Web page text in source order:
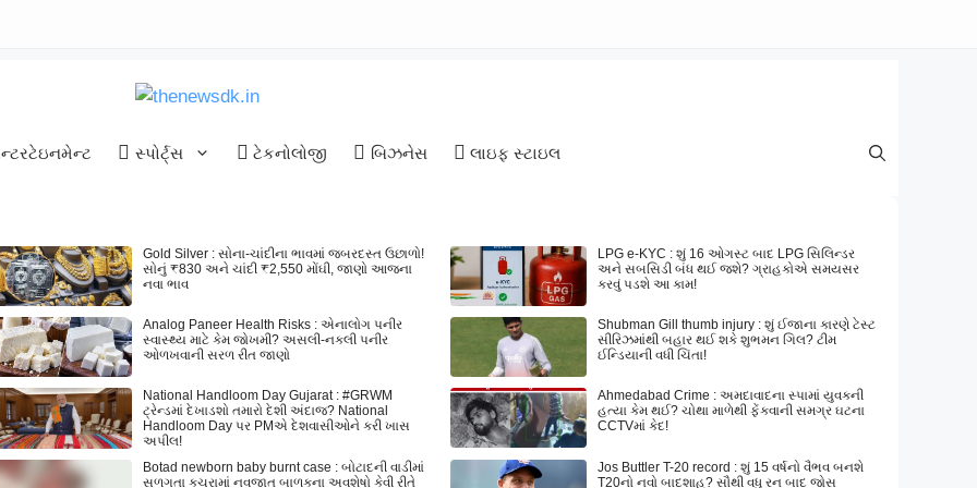
સ્પોર્ટ્સ ટેકનોલોજી બિઝનેસ લાઇફ સ્ટાઇલ
Gold Silver : સોના-ચાંદીના ભાવમાં જબરદસ્ત ઉછાળો!
સોનું ₹830 અને ચાંદી ₹2,550 મોંઘી, જાણો આજના
નવા ભાવ
LPG e-KYC : શું 16 ઓગસ્ટ બાદ LPG સિલિન્ડર
અને સબસિડી બંધ થઈ જશે? ગ્રાહકોએ સમયસર
કરવું પડશે આ કામ!
Analog Paneer Health Risks : એનાલોગ પનીર
સ્વાસ્થ્ય માટે કેમ જોખમી? અસલી-નકલી પનીર
ઓળખવાની સરળ રીત જાણો
Shubman Gill thumb injury : શું ઈજાના કારણે ટેસ્ટ
સીરિઝમાંથી બહાર થઈ શકે શુભમન ગિલ? ટીમ
ઈન્ડિયાની વધી ચિંતા!
National Handloom Day Gujarat : #GRWM
ટ્રેન્ડમાં દેખાડશો તમારો દેશી અંદાજ? National
Handloom Day પર PMએ દેશવાસીઓને કરી ખાસ
અપીલ!
Ahmedabad Crime : અમદાવાદના સ્પામાં યુવકની
હત્યા કેમ થઈ? ચોથા માળેથી ફેંકવાની સમગ્ર ઘટના
CCTVમાં કેદ!
Botad newborn baby burnt case : બોટાદની વાડીમાં
સળગતા કચરામાં નવજાત બાળકના અવશેષો કેવી રીતે
Jos Buttler T-20 record : શું 15 વર્ષનો વૈભવ બનશે
T20નો નવો બાદશાહ? સૌથી વધુ રન બાદ જોસ